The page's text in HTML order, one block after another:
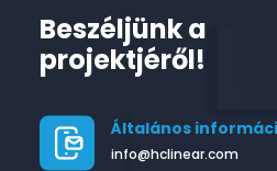
Beszéljünk a
projektjéről!
Általános
info@hclinear.com